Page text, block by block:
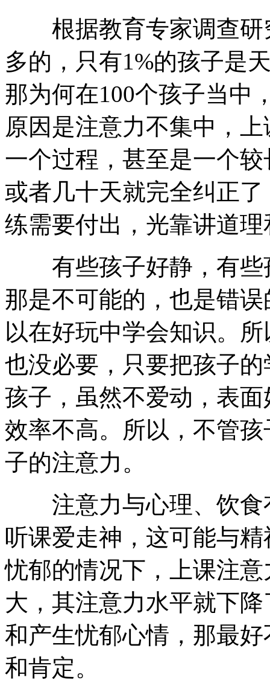
根据教育专家调查研
多的，只有1%的孩子是
那为何在100个孩子当中
原因是注意力不集中，
一个过程，甚至是一个
或者几十天就完全纠正
练需要付出，光靠讲道
有些孩子好静，有些
那是不可能的，也是错
以在好玩中学会知识。
也没必要，只要把孩子
孩子，虽然不爱动，表
效率不高。所以，不管
子的注意力。
注意力与心理、饮食
听课爱走神，这可能与
忧郁的情况下，上课注
大，其注意力水平就下
和产生忧郁心情，那最
和肯定。